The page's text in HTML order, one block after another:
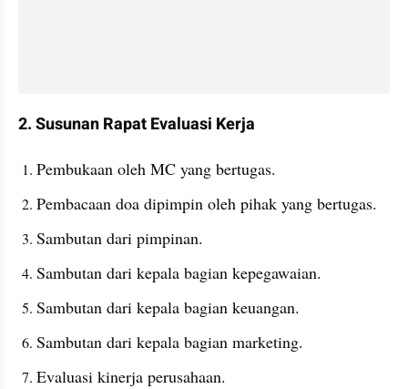
2. Susunan Rapat Evaluasi Kerja
Pembukaan oleh MC yang bertugas.
Pembacaan doa dipimpin oleh pihak yang bertugas.
Sambutan dari pimpinan.
Sambutan dari kepala bagian kepegawaian.
Sambutan dari kepala bagian keuangan.
Sambutan dari kepala bagian marketing.
Evaluasi kinerja perusahaan.